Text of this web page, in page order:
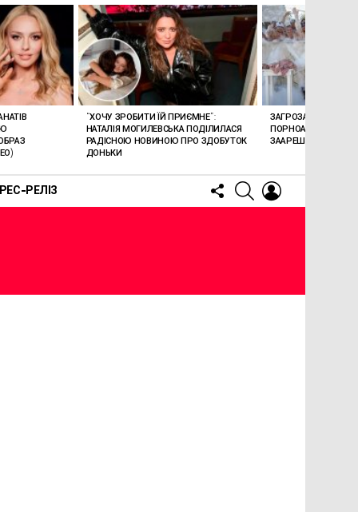
РЕЛІЗ
FOLLOW
US
SEARCH
“ХОЧУ ЗРОБИТИ ЇЙ ПРИЄМНЕ”:
НАТАЛІЯ МОГИЛЕВСЬКА ПОДІЛИЛАСЯ
РАДІСНОЮ НОВИНОЮ ПРО ЗДОБУТОК
ДОНЬКИ
ЗАГРОЗА 15 РОКІВ
ПОРНОАКТОРКА
ЗААРЕШТОВАНА НА